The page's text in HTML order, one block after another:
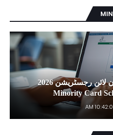
حکومتِ پنجاب اقلیتی کارڈ آن لائن رجسٹریشن 2026
Minority Card